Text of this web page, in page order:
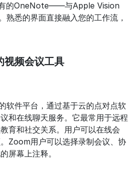
的OneNote——与Apple Vision
熟悉的界面直接融入您的工作流，
视频会议工具
软件平台，通过基于云的点对点软
和在线聊天服务。它最常用于远程
育和社交关系。用户可以在线会
Zoom用户可以选择录制会议、协
屏幕上注释。